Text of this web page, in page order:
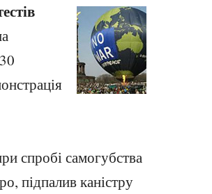
спробі самогубства
підпалив каністру